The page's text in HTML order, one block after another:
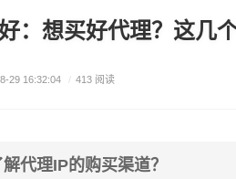
：想买好代理？这几
29 16:32:04 / 413 阅读
代理IP的购买渠道？